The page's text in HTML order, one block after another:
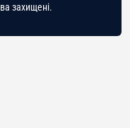
захищені.